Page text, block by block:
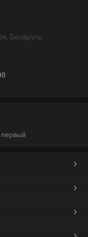
Беларусь
первый